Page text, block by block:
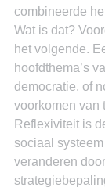
combineerde
Wat is dat?
het volgende.
hoofdthema’s
democratie, of
voorkomen van
Reflexiviteit is
sociaal
veranderen